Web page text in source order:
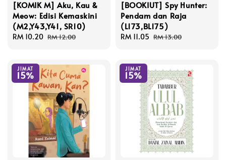
[KOMIK M] Aku, Kau &
Meow: Edisi Kemaskini
(M2,Y43,Y41, SR10)
Sale
RM 10.20 Regular
RM 12.00
[BOOKIUT] Spy Hunter:
Pendam dan Raja
(L173,BL175)
Sale
RM 11.05 Regular
RM 13.00
JIMAT
15%
JIMAT
15%